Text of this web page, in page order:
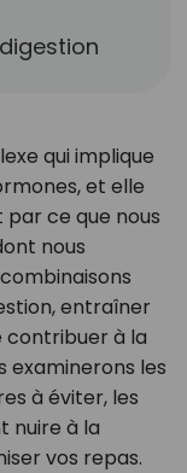
qui implique
et elle
ce que nous
nous
entraîner
contribuer à la
examinerons les
à éviter, les
nuire à la
vos repas.